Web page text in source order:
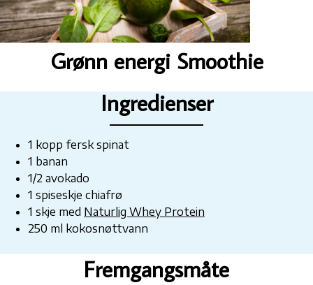
Grønn energi Smoothie
Ingredienser
1 kopp fersk spinat
1 banan
1/2 avokado
1 spiseskje chiafrø
1 skje med Naturlig Whey Protein
250 ml kokosnøttvann
Fremgangsmåte